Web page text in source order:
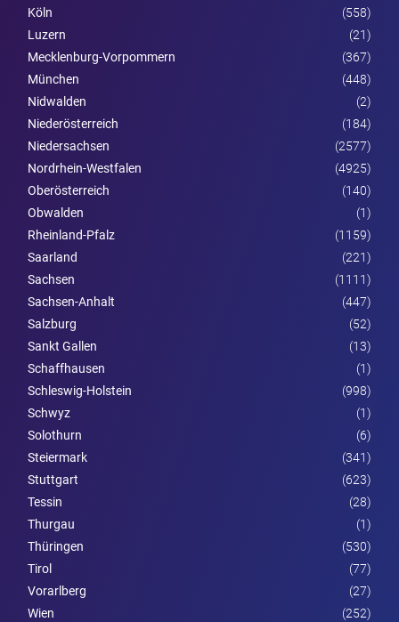
Köln
(558)
Luzern
(21)
Mecklenburg-Vorpommern
(367)
München
(448)
Nidwalden
(2)
Nieder­österreich
(184)
Niedersachsen
(2577)
Nordrhein-Westfalen
(4925)
Ober­österreich
(140)
Obwalden
(1)
Rheinland-Pfalz
(1159)
Saarland
(221)
Sachsen
(1111)
Sachsen-Anhalt
(447)
Salzburg
(52)
Sankt Gallen
(13)
Schaffhausen
(1)
Schleswig-Holstein
(998)
Schwyz
(1)
Solothurn
(6)
Steier­mark
(341)
Stuttgart
(623)
Tessin
(28)
Thurgau
(1)
Thüringen
(530)
Tirol
(77)
Vorarl­berg
(27)
Wien
(252)